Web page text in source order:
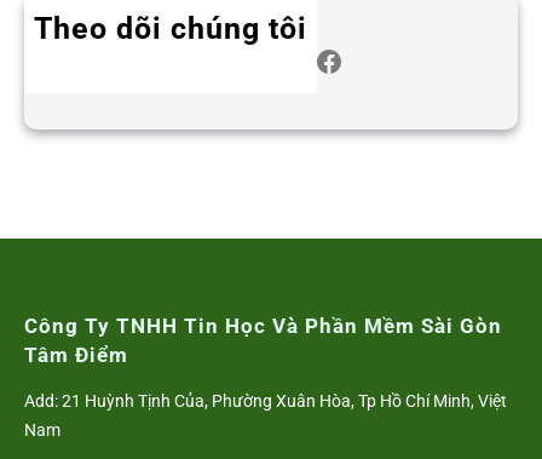
Theo dõi chúng tôi
Facebook
Công Ty TNHH Tin Học Và Phần Mềm Sài Gòn
Tâm Điểm
Add: 21 Huỳnh Tịnh Của, Phường Xuân Hòa, Tp Hồ Chí Minh, Việt
Nam